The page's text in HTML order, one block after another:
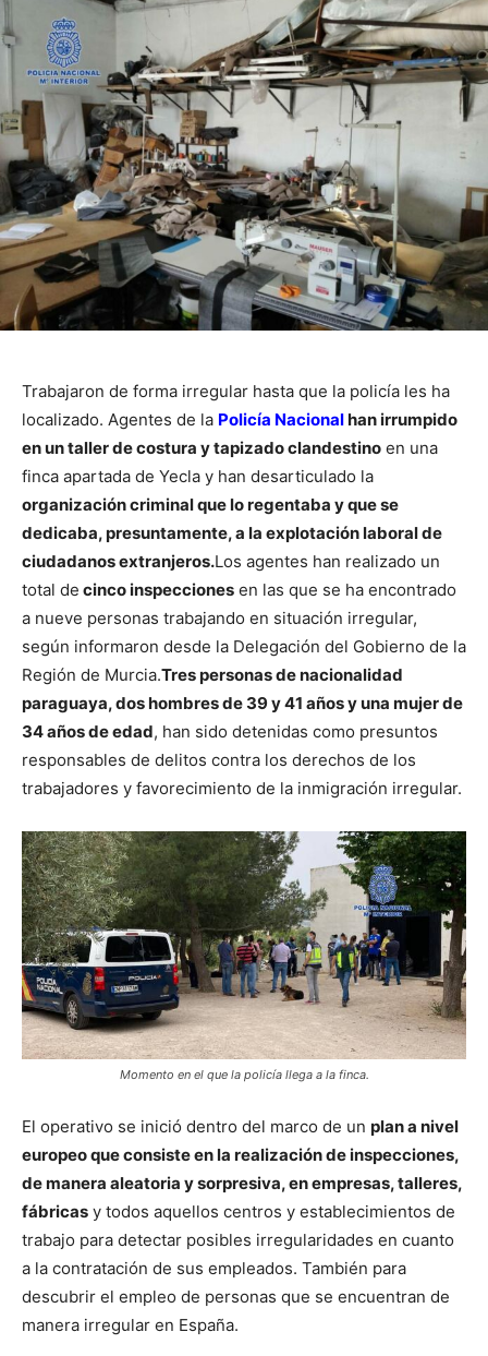
Trabajaron de forma irregular hasta que la policía les ha
localizado. Agentes de la Policía Nacionalhan irrumpido
en un taller de costura y tapizado clandestino en una
finca apartada de Yecla y han desarticulado la
organización criminal que lo regentaba y que se
dedicaba, presuntamente, a la explotación laboral de
ciudadanos extranjeros.Los agentes han realizado un
total de cinco inspecciones en las que se ha encontrado
a nueve personas trabajando en situación irregular,
según informaron desde la Delegación del Gobierno de la
Región de Murcia.Tres personas de nacionalidad
paraguaya, dos hombres de 39 y 41 años y una mujer de
34 años de edad, han sido detenidas como presuntos
responsables de delitos contra los derechos de los
trabajadores y favorecimiento de la inmigración irregular.
Momento en el que la policía llega a la finca.
El operativo se inició dentro del marco de un plan a nivel
europeo que consiste en la realización de inspecciones,
de manera aleatoria y sorpresiva, en empresas, talleres,
fábricas y todos aquellos centros y establecimientos de
trabajo para detectar posibles irregularidades en cuanto
a la contratación de sus empleados. También para
descubrir el empleo de personas que se encuentran de
manera irregular en España.